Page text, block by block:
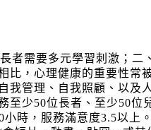
需要多元學習刺激；二
比，心理健康的重要性
我管理、自我照顧、以
至少50位長者、至少50位
小時，服務滿意度3.5以上